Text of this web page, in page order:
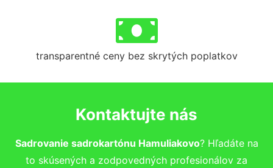
transparentné ceny bez skrytých poplatkov
Kontaktujte nás
Sadrovanie sadrokartónu Hamuliakovo? Hľadáte na
to skúsených a zodpovedných profesionálov za